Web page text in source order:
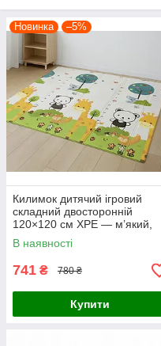
Новинка –5%
Килимок дитячий ігровий
складний двосторонній
120×120 см XPE — м’який,
теплий, водонепроникнний
В наявності
741 ₴ 780 ₴
Купити